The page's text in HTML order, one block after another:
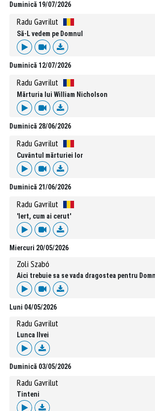
Duminică 19/07/2026
Radu Gavrilut
Să-L vedem pe Domnul
Duminică 12/07/2026
Radu Gavrilut
Mărturia lui William Nicholson
Duminică 28/06/2026
Radu Gavrilut
Cuvântul mărturiei lor
Duminică 21/06/2026
Radu Gavrilut
'Iert, cum ai cerut'
Miercuri 20/05/2026
Zoli Szabó
Aici trebuie sa se vada dragostea pentru
Luni 04/05/2026
Radu Gavrilut
Lunca Ilvei
Duminică 03/05/2026
Radu Gavrilut
Tinteni